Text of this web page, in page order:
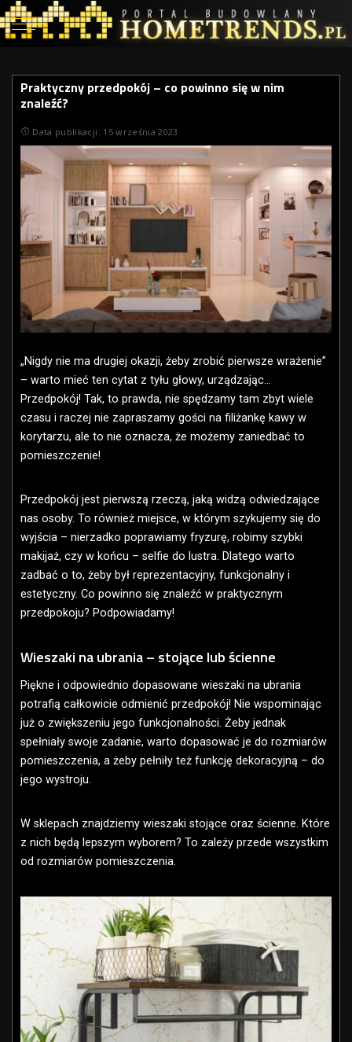
Praktyczny przedpokój – co powinno się w nim
znaleźć?
Data publikacji: 15 września 2023
„Nigdy nie ma drugiej okazji, żeby zrobić pierwsze wrażenie”
– warto mieć ten cytat z tyłu głowy, urządzając…
Przedpokój! Tak, to prawda, nie spędzamy tam zbyt wiele
czasu i raczej nie zapraszamy gości na filiżankę kawy w
korytarzu, ale to nie oznacza, że możemy zaniedbać to
pomieszczenie!
Przedpokój jest pierwszą rzeczą, jaką widzą odwiedzające
nas osoby. To również miejsce, w którym szykujemy się do
wyjścia – nierzadko poprawiamy fryzurę, robimy szybki
makijaż, czy w końcu – selfie do lustra. Dlatego warto
zadbać o to, żeby był reprezentacyjny, funkcjonalny i
estetyczny. Co powinno się znaleźć w praktycznym
przedpokoju? Podpowiadamy!
Wieszaki na ubrania – stojące lub ścienne
Piękne i odpowiednio dopasowane wieszaki na ubrania
potrafią całkowicie odmienić przedpokój! Nie wspominając
już o zwiększeniu jego funkcjonalności. Żeby jednak
spełniały swoje zadanie, warto dopasować je do rozmiarów
pomieszczenia, a żeby pełniły też funkcję dekoracyjną – do
jego wystroju.
W sklepach znajdziemy wieszaki stojące oraz ścienne. Które
z nich będą lepszym wyborem? To zależy przede wszystkim
od rozmiarów pomieszczenia.